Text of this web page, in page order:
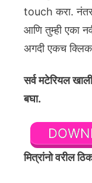
touch करा.
आणि तुम्ही एका
अगदी एकच
सर्व मटेरियल
बघा.
मित्रांनो वरील